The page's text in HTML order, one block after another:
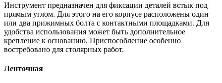
Инструмент предназначен для фиксации деталей встык под
прямым углом. Для этого на его корпусе расположены один
или два прижимных болта с контактными площадками. Для
удобства использования может быть дополнительное
крепление к основанию. Приспособление особенно
востребовано для столярных работ.
Ленточная